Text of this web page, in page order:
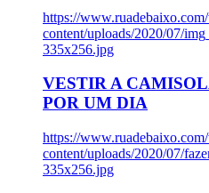
https://
content/uploads/2020/07/
335x256.jpg
VESTIR A
POR UM DIA
https://
content/uploads/2020/07/
335x256.jpg